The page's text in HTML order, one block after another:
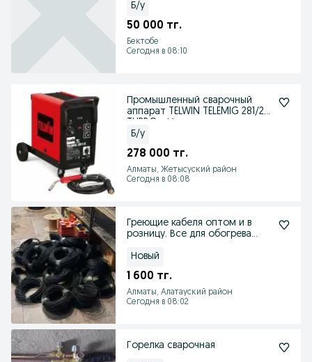
Б/у
50 000 тг.
Бектобе
Сегодня в 08:10
Промышленный сварочный
аппарат TELWIN TELEMIG 281/2
Б/у
278 000 тг.
Алматы, Жетысуский район
Сегодня в 08:08
Греющие кабеля оптом и в
розницу. Все для обогрева
Новый
1 600 тг.
Алматы, Алатауский район
Сегодня в 08:02
Горелка сварочная